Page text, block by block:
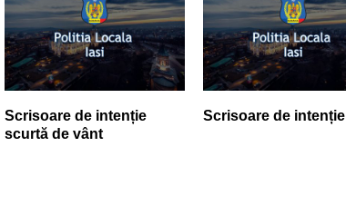
Scrisoare de intenție
scurtă de vânt
Scrisoare de intenție